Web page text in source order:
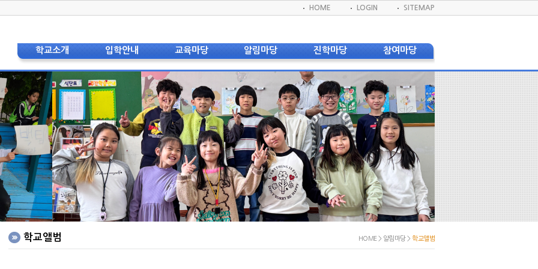
HOME LOGIN SITEMAP
학교소개
학교장 인사
상징 및 교가
교육비전
현황 및 연혁
교직원소개
법인이사회
학교운영위원회
학부모회
층별안내도
오시는 길
홍보리플렛
학교사진
입학안내
입학안내(공통)
입학안내(유치원)
입학안내(초등)
입학안내(중등)
자주하는 질문
교육마당
교육특색
교육자료
알림마당
가정통신문
스쿨뱅킹 및 환불안내
학교앨범
보건실
급식실
도서실
학부모회
각종서식
영어웹진
중국어웹진
진학마당
졸업생 대학합격 현황
졸업생 대학진학 현황
DKIS 프로그램
진학진로자료실
참여마당
교육지원봉사단
학생회
DBS(방송반)
학교앨범 HOME > 알림마당 >학교앨범